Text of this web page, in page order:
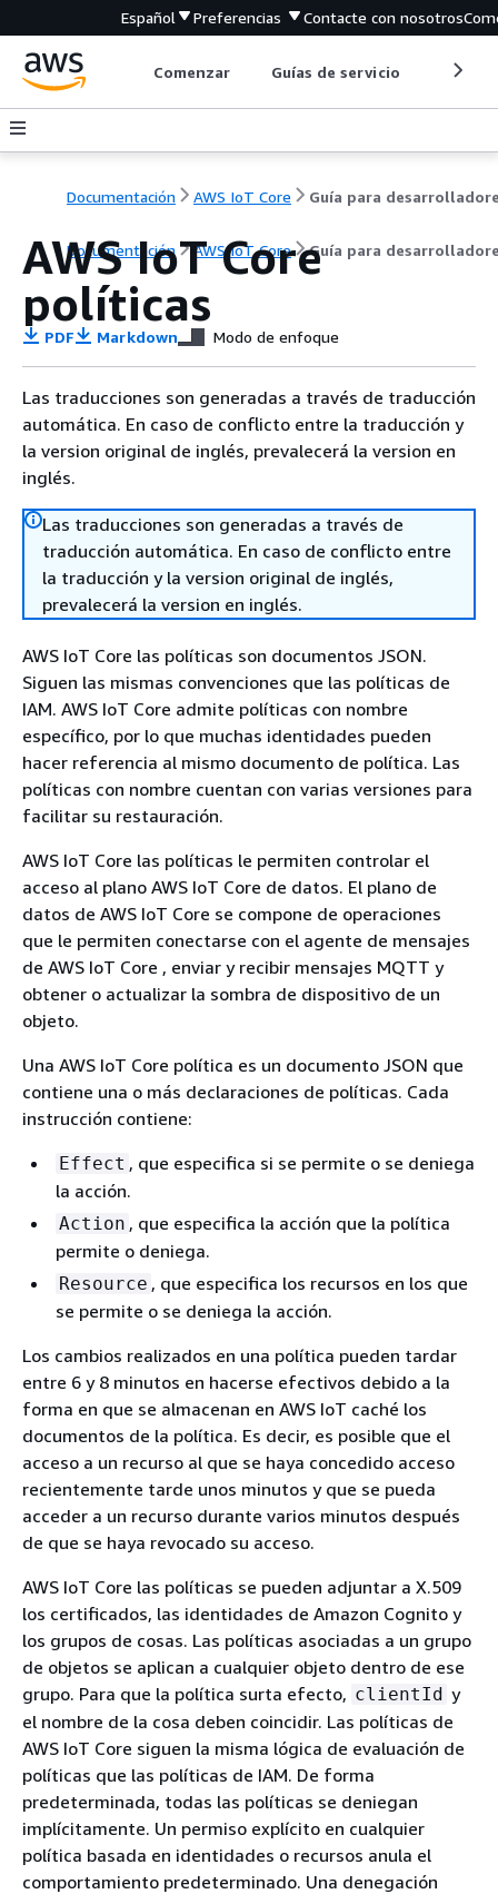
Español Preferencias Contacte con nosotros
Comenzar Guías de servicio
Documentación AWS IoT Core Guía para
Documentación AWS IoT Core Guía para
AWS IoT Core
políticas
PDF Markdown Modo de enfoque
Las traducciones son generadas a través de traducción
automática. En caso de conflicto entre la traducción y
la version original de inglés, prevalecerá la version en
inglés.
Las traducciones son generadas a través de
traducción automática. En caso de conflicto entre
la traducción y la version original de inglés,
prevalecerá la version en inglés.
AWS IoT Core las políticas son documentos JSON.
Siguen las mismas convenciones que las políticas de
IAM. AWS IoT Core admite políticas con nombre
específico, por lo que muchas identidades pueden
hacer referencia al mismo documento de política. Las
políticas con nombre cuentan con varias versiones para
facilitar su restauración.
AWS IoT Core las políticas le permiten controlar el
acceso al plano AWS IoT Core de datos. El plano de
datos de AWS IoT Core se compone de operaciones
que le permiten conectarse con el agente de mensajes
de AWS IoT Core , enviar y recibir mensajes MQTT y
obtener o actualizar la sombra de dispositivo de un
objeto.
Una AWS IoT Core política es un documento JSON que
contiene una o más declaraciones de políticas. Cada
instrucción contiene:
Effect , que especifica si se permite o se deniega
la acción.
Action , que especifica la acción que la política
permite o deniega.
Resource , que especifica los recursos en los que
se permite o se deniega la acción.
Los cambios realizados en una política pueden tardar
entre 6 y 8 minutos en hacerse efectivos debido a la
forma en que se almacenan en AWS IoT caché los
documentos de la política. Es decir, es posible que el
acceso a un recurso al que se haya concedido acceso
recientemente tarde unos minutos y que se pueda
acceder a un recurso durante varios minutos después
de que se haya revocado su acceso.
AWS IoT Core las políticas se pueden adjuntar a X.509
los certificados, las identidades de Amazon Cognito y
los grupos de cosas. Las políticas asociadas a un grupo
de objetos se aplican a cualquier objeto dentro de ese
grupo. Para que la política surta efecto, clientId y
el nombre de la cosa deben coincidir. Las políticas de
AWS IoT Core siguen la misma lógica de evaluación de
políticas que las políticas de IAM. De forma
predeterminada, todas las políticas se deniegan
implícitamente. Un permiso explícito en cualquier
política basada en identidades o recursos anula el
comportamiento predeterminado. Una denegación